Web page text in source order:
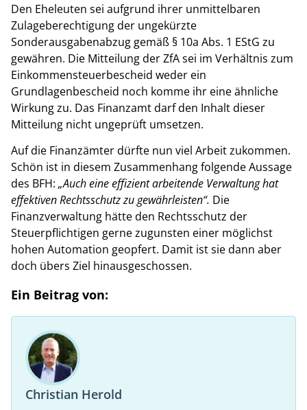
Den Eheleuten sei aufgrund ihrer unmittelbaren
Zulageberechtigung der ungekürzte
Sonderausgabenabzug gemäß § 10a Abs. 1 EStG zu
gewähren. Die Mitteilung der ZfA sei im Verhältnis zum
Einkommensteuerbescheid weder ein
Grundlagenbescheid noch komme ihr eine ähnliche
Wirkung zu. Das Finanzamt darf den Inhalt dieser
Mitteilung nicht ungeprüft umsetzen.
Auf die Finanzämter dürfte nun viel Arbeit zukommen.
Schön ist in diesem Zusammenhang folgende Aussage
des BFH: „Auch eine effizient arbeitende Verwaltung hat
effektiven Rechtsschutz zu gewährleisten“. Die
Finanzverwaltung hätte den Rechtsschutz der
Steuerpflichtigen gerne zugunsten einer möglichst
hohen Automation geopfert. Damit ist sie dann aber
doch übers Ziel hinausgeschossen.
Ein Beitrag von:
Christian Herold